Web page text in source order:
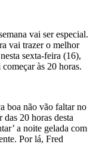
vai ser especial.
vai trazer o melhor
sexta-feira (16),
às 20 horas.
boa não vão faltar no
20 horas desta
a noite gelada com
Por lá, Fred